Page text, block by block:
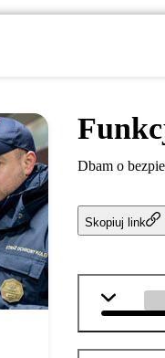
Dbam o
Skopiuj link